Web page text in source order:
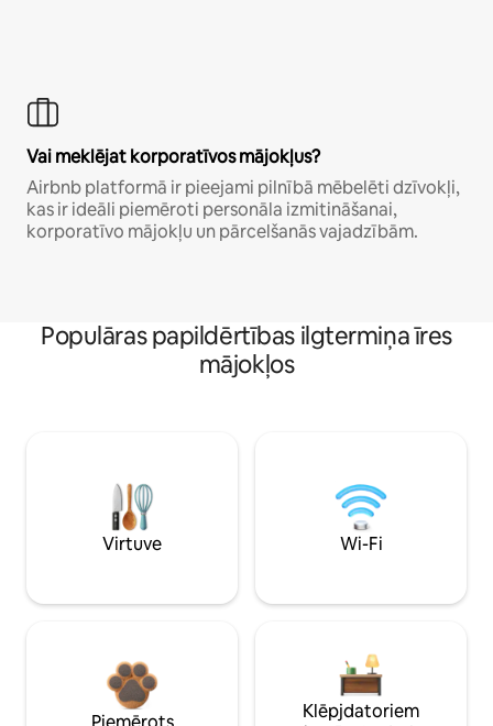
Vai meklējat korporatīvos mājokļus?
Airbnb platformā ir pieejami pilnībā mēbelēti dzīvokļi,
kas ir ideāli piemēroti personāla izmitināšanai,
korporatīvo mājokļu un pārcelšanās vajadzībām.
Populāras papildērtības ilgtermiņa īres
mājokļos
Virtuve Wi-Fi
Klēpjdatoriem